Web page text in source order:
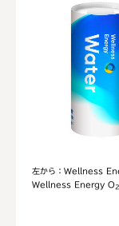
左から：Wellness
Wellness Energy O 2